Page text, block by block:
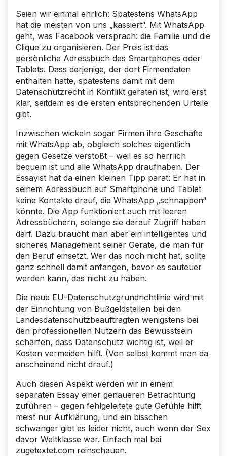
Seien wir einmal ehrlich: Spätestens WhatsApp
hat die meisten von uns „kassiert“. Mit WhatsApp
geht, was Facebook versprach: die Familie und die
Clique zu organisieren. Der Preis ist das
persönliche Adressbuch des Smartphones oder
Tablets. Dass derjenige, der dort Firmendaten
enthalten hatte, spätestens damit mit dem
Datenschutzrecht in Konflikt geraten ist, wird erst
klar, seitdem es die ersten entsprechenden Urteile
gibt.
Inzwischen wickeln sogar Firmen ihre Geschäfte
mit WhatsApp ab, obgleich solches eigentlich
gegen Gesetze verstößt – weil es so herrlich
bequem ist und alle WhatsApp draufhaben. Der
Essayist hat da einen kleinen Tipp parat: Er hat in
seinem Adressbuch auf Smartphone und Tablet
keine Kontakte drauf, die WhatsApp „schnappen“
könnte. Die App funktioniert auch mit leeren
Adressbüchern, solange sie darauf Zugriff haben
darf. Dazu braucht man aber ein intelligentes und
sicheres Management seiner Geräte, die man für
den Beruf einsetzt. Wer das noch nicht hat, sollte
ganz schnell damit anfangen, bevor es sauteuer
werden kann, das nicht zu haben.
Die neue EU-Datenschutzgrundrichtlinie wird mit
der Einrichtung von Bußgeldstellen bei den
Landesdatenschutzbeauftragten wenigstens bei
den professionellen Nutzern das Bewusstsein
schärfen, dass Datenschutz wichtig ist, weil er
Kosten vermeiden hilft. (Von selbst kommt man da
anscheinend nicht drauf.)
Auch diesen Aspekt werden wir in einem
separaten Essay einer genaueren Betrachtung
zuführen – gegen fehlgeleitete gute Gefühle hilft
meist nur Aufklärung, und ein bisschen
schwanger gibt es leider nicht, auch wenn der Sex
davor Weltklasse war. Einfach mal bei
zugetextet.com reinschauen.